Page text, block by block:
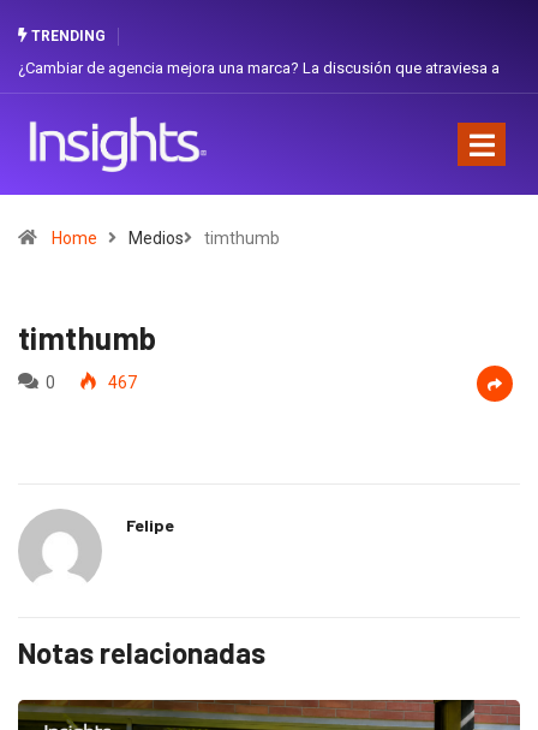
TRENDING
de agencia mejora una marca? La discusión que atraviesa a
Home Medios timthumb
timthumb
0 467
Felipe
Notas relacionadas